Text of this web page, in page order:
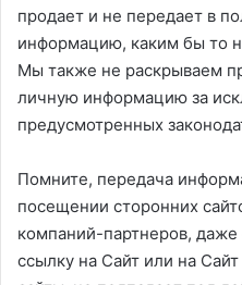
продает и не передает в
информацию, каким бы то
Мы также не раскрываем
личную информацию за
предусмотренных
Помните, передача
посещении сторонних
компаний-партнеров,
ссылку на Сайт или на